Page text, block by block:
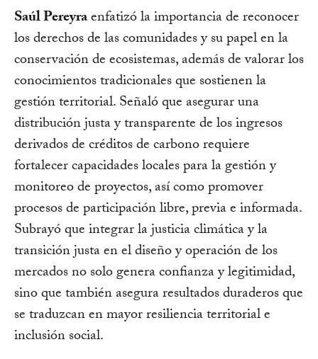
Saúl Pereyraenfatizó la importancia de reconocer
los derechos de las comunidades y su papel en la
conservación de ecosistemas, además de valorar los
conocimientos tradicionales que sostienen la
gestión territorial. Señaló que asegurar una
distribución justa y transparente de los ingresos
derivados de créditos de carbono requiere
fortalecer capacidades locales para la gestión y
monitoreo de proyectos, así como promover
procesos de participación libre, previa e informada.
Subrayó que integrar la justicia climática y la
transición justa en el diseño y operación de los
mercados no solo genera confianza y legitimidad,
sino que también asegura resultados duraderos que
se traduzcan en mayor resiliencia territorial e
inclusión social.